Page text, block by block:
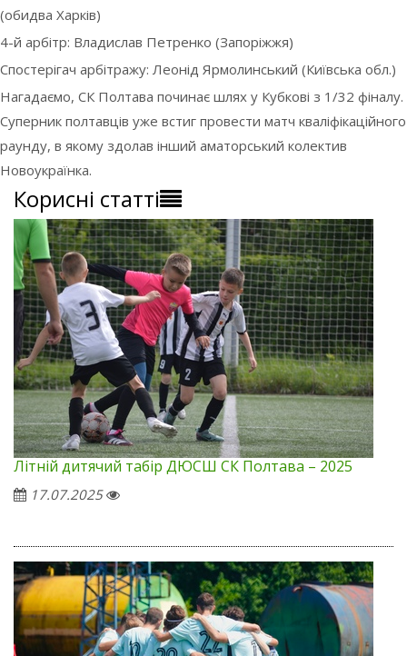
(обидва Харків)
4-й арбітр: Владислав Петренко (Запоріжжя)
Спостерігач арбітражу: Леонід Ярмолинський (Київська обл.)
Нагадаємо, СК Полтава починає шлях у Кубкові з 1/32 фіналу.
Суперник полтавців уже встиг провести матч кваліфікаційного
раунду, в якому здолав інший аматорський колектив
Новоукраїнка.
Корисні статті
Літній дитячий табір ДЮСШ СК Полтава – 2025
17.07.2025